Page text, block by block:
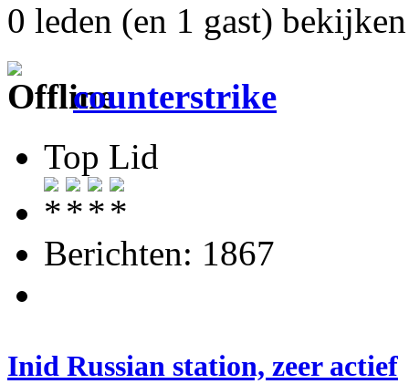
0 leden (en 1 gast)
counterstrike
Top Lid
Berichten: 1867
Inid Russian station, zeer actief